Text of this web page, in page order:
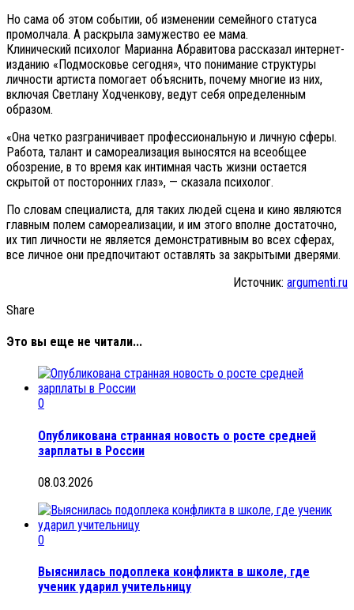
Но сама об этом событии, об изменении семейного статуса
промолчала. А раскрыла замужество ее мама.
Клинический психолог Марианна Абравитова рассказал интернет-
изданию «Подмосковье сегодня», что понимание структуры
личности артиста помогает объяснить, почему многие из них,
включая Светлану Ходченкову, ведут себя определенным
образом.
«Она четко разграничивает профессиональную и личную сферы.
Работа, талант и самореализация выносятся на всеобщее
обозрение, в то время как интимная часть жизни остается
скрытой от посторонних глаз», — сказала психолог.
По словам специалиста, для таких людей сцена и кино являются
главным полем самореализации, и им этого вполне достаточно,
их тип личности не является демонстративным во всех сферах,
все личное они предпочитают оставлять за закрытыми дверями.
Источник: argumenti.ru
Share
Это вы еще не читали...
0
Опубликована странная новость о росте средней
зарплаты в России
08.03.2026
0
Выяснилась подоплека конфликта в школе, где
ученик ударил учительницу